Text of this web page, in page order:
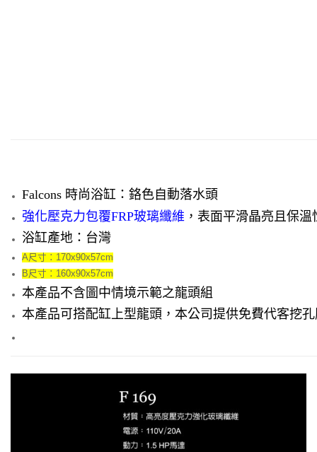
Falcons 時尚浴缸：鉻色自動落水頭
強化壓克力包覆FRP玻璃纖維 ，表面平滑晶亮且保
浴缸產地：台灣
A尺寸：170x90x57cm
B尺寸：160x90x57cm
本產品不含圖中情境示範之龍頭組
本產品可搭配缸上型龍頭，本公司提供免費代客挖